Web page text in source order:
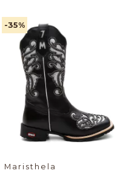
-35%
Maristhela